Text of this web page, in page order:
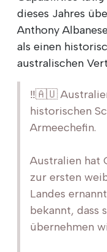
dieses Jahres
Anthony
als einen
australischen
‼️🇦🇺
historischen
Armeechefin.
Australien hat
zur ersten
Landes
bekannt, dass
übernehmen